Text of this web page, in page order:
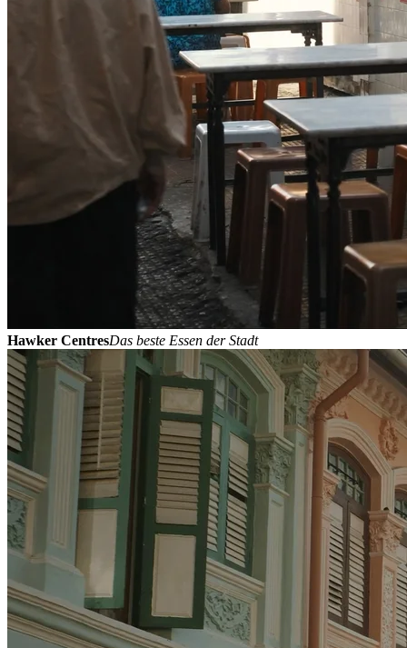
Hawker CentresDas beste Essen der Stadt